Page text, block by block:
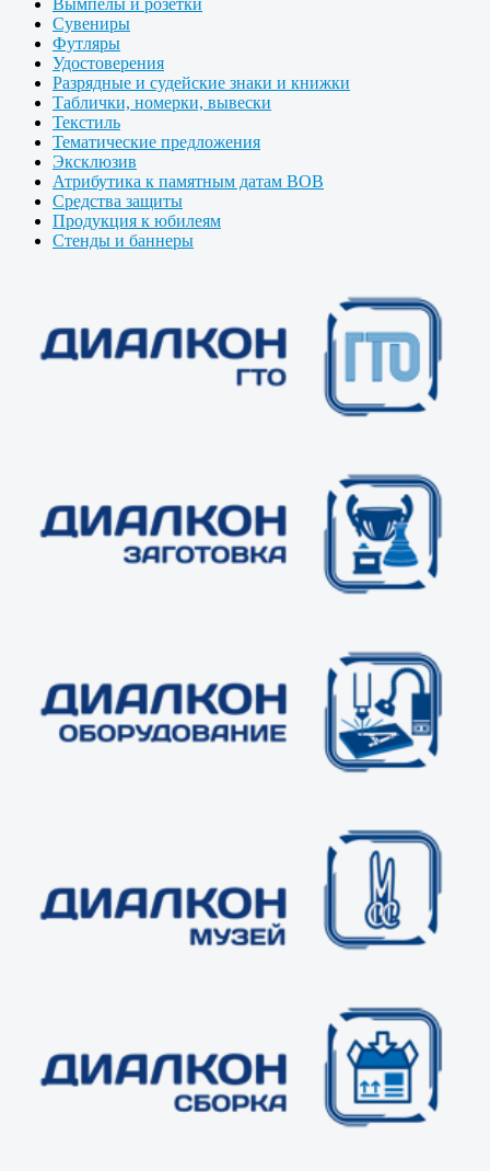
Вымпелы и розетки
Сувениры
Футляры
Удостоверения
Разрядные и судейские знаки и книжки
Таблички, номерки, вывески
Текстиль
Тематические предложения
Эксклюзив
Атрибутика к памятным датам ВОВ
Средства защиты
Продукция к юбилеям
Стенды и баннеры